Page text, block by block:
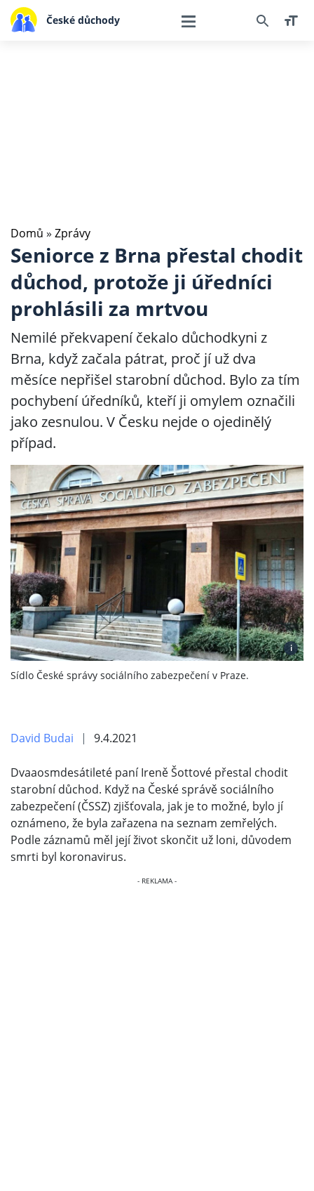
České důchody
Domů » Zprávy
Seniorce z Brna přestal chodit
důchod, protože ji úředníci
prohlásili za mrtvou
Nemilé překvapení čekalo důchodkyni z
Brna, když začala pátrat, proč jí už dva
měsíce nepřišel starobní důchod. Bylo za tím
pochybení úředníků, kteří ji omylem označili
jako zesnulou. V Česku nejde o ojedinělý
případ.
i
Sídlo České správy sociálního zabezpečení v Praze.
David Budai 9.4.2021
Dvaaosmdesátileté paní Ireně Šottové přestal chodit
starobní důchod. Když na České správě sociálního
zabezpečení (ČSSZ) zjišťovala, jak je to možné, bylo jí
oznámeno, že byla zařazena na seznam zemřelých.
Podle záznamů měl její život skončit už loni, důvodem
smrti byl koronavirus.